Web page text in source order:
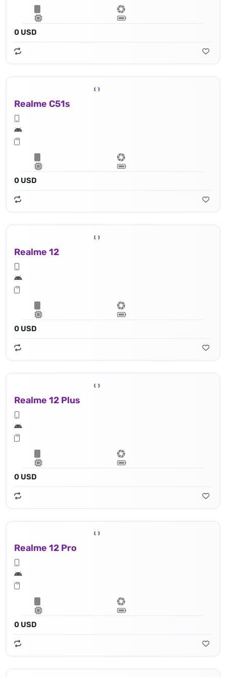
0 USD
Realme C51s
0 USD
Realme 12
0 USD
Realme 12 Plus
0 USD
Realme 12 Pro
0 USD